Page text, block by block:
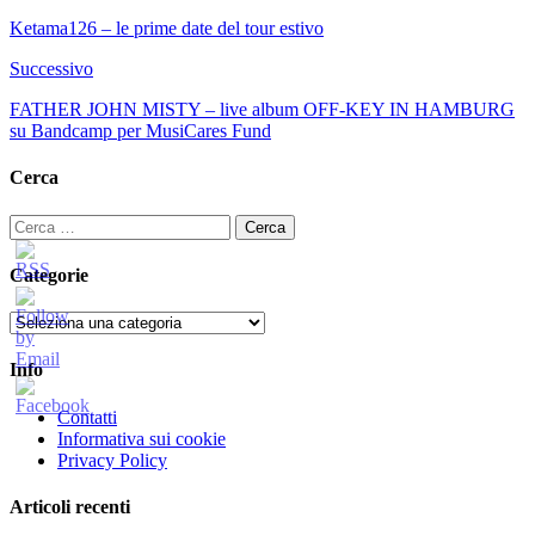
Ketama126 – le prime date del tour estivo
Successivo
FATHER JOHN MISTY – live album OFF-KEY IN HAMBURG
su Bandcamp per MusiCares Fund
Cerca
Ricerca
per:
Categorie
Categorie
Info
Contatti
Informativa sui cookie
Privacy Policy
Articoli recenti